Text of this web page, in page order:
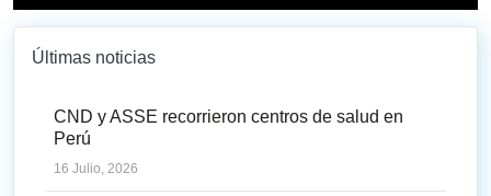
Últimas noticias
CND y ASSE recorrieron centros de salud en
Perú
16 Julio, 2026